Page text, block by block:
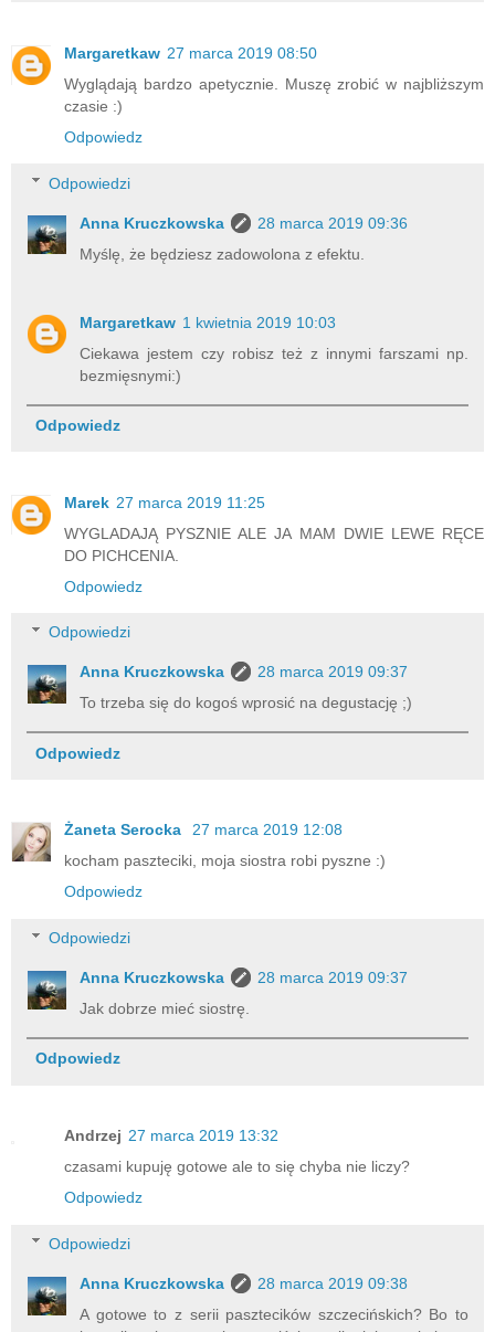
Margaretkaw 27 marca 2019 08:50
Wyglądają bardzo apetycznie. Muszę zrobić w najbliższym
czasie :)
Odpowiedz
Odpowiedzi
Anna Kruczkowska
28 marca 2019 09:36
Myślę, że będziesz zadowolona z efektu.
Margaretkaw 1 kwietnia 2019 10:03
Ciekawa jestem czy robisz też z innymi farszami np.
bezmięsnymi:)
Odpowiedz
Marek 27 marca 2019 11:25
WYGLADAJĄ PYSZNIE ALE JA MAM DWIE LEWE RĘCE
DO PICHCENIA.
Odpowiedz
Odpowiedzi
Anna Kruczkowska
28 marca 2019 09:37
To trzeba się do kogoś wprosić na degustację ;)
Odpowiedz
Żaneta Serocka
27 marca 2019 12:08
kocham paszteciki, moja siostra robi pyszne :)
Odpowiedz
Odpowiedzi
Anna Kruczkowska
28 marca 2019 09:37
Jak dobrze mieć siostrę.
Odpowiedz
Andrzej 27 marca 2019 13:32
czasami kupuję gotowe ale to się chyba nie liczy?
Odpowiedz
Odpowiedzi
Anna Kruczkowska
28 marca 2019 09:38
A gotowe to z serii pasztecików szczecińskich? Bo to